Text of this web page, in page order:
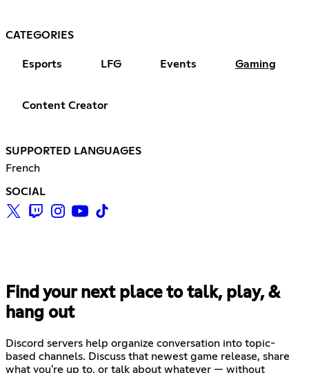
CATEGORIES
Esports LFG Events Gaming
Content Creator
SUPPORTED LANGUAGES
French
SOCIAL
Find your next place to talk, play, &
hang out
Discord servers help organize conversation into topic-
based channels. Discuss that newest game release, share
what you're up to, or talk about whatever — without